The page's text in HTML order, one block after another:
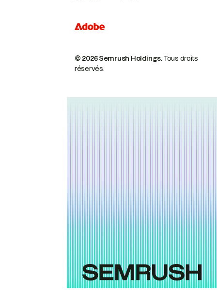
© 2026 Semrush Holdings.Tous droits
réservés.